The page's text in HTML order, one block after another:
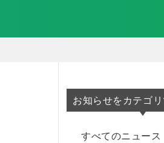
お知らせをカテゴ
すべてのニュース